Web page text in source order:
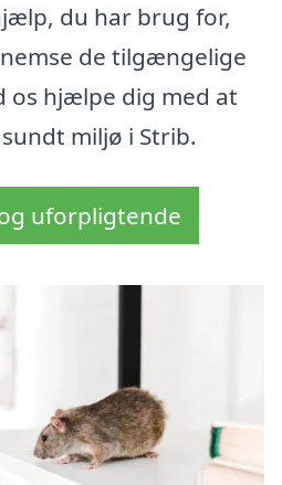
du har brug for,
de tilgængelige
os hjælpe dig med at
miljø i Strib.
uforpligtende